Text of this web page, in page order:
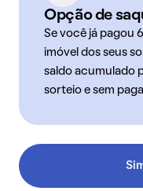
Opção de
Se você já pagou
imóvel dos seus
saldo acumulado
sorteio e sem